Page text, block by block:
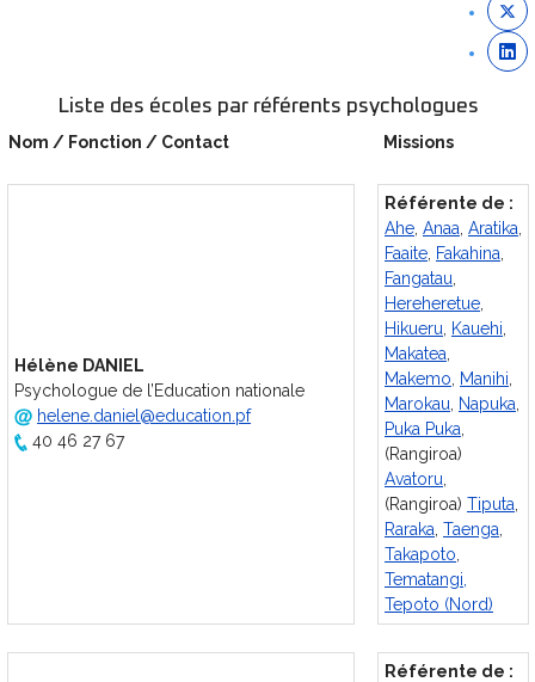
Liste des écoles par référents psychologues
Nom / Fonction / Contact Missions
Hélène DANIEL
Psychologue de l’Education nationale
helene.daniel@education.pf
40 46 27 67
Référente de :
Ahe Anaa Aratika
Faaite Fakahina
Fangatau
Hereheretue
Hikueru
Kauehi
Makatea
Makemo
Manihi
Marokau
Napuka
Puka Puka
(Rangiroa)
Avatoru
(Rangiroa) Tiputa
Raraka Taenga
Takapoto
Tematangi
Tepoto (Nord)
Référente de :